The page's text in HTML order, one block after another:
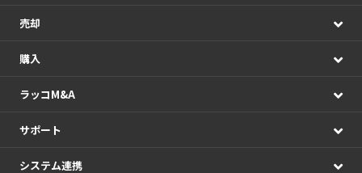
売却
購入
ラッコM&A
サポート
システム連携